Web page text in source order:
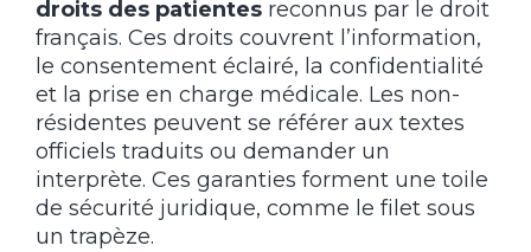
droits des patientes reconnus par le droit
français. Ces droits couvrent l’information,
le consentement éclairé, la confidentialité
et la prise en charge médicale. Les non-
résidentes peuvent se référer aux textes
officiels traduits ou demander un
interprète. Ces garanties forment une toile
de sécurité juridique, comme le filet sous
un trapèze.